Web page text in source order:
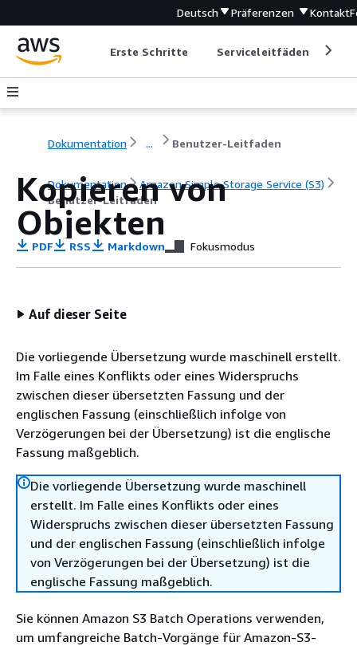
Deutsch Präferenzen Kontakt
Erste Schritte Serviceleitfäden
Dokumentation ... Benutzer-Leitfaden
Dokumentation
Amazon Simple Storage Service (S3)
Benutzer-Leitfaden
Kopieren von
Objekten
PDF RSS Markdown Fokusmodus
Auf dieser Seite
Die vorliegende Übersetzung wurde maschinell erstellt.
Im Falle eines Konflikts oder eines Widerspruchs
zwischen dieser übersetzten Fassung und der
englischen Fassung (einschließlich infolge von
Verzögerungen bei der Übersetzung) ist die englische
Fassung maßgeblich.
Die vorliegende Übersetzung wurde maschinell
erstellt. Im Falle eines Konflikts oder eines
Widerspruchs zwischen dieser übersetzten Fassung
und der englischen Fassung (einschließlich infolge
von Verzögerungen bei der Übersetzung) ist die
englische Fassung maßgeblich.
Sie können Amazon S3 Batch Operations verwenden,
um umfangreiche Batch-Vorgänge für Amazon-S3-